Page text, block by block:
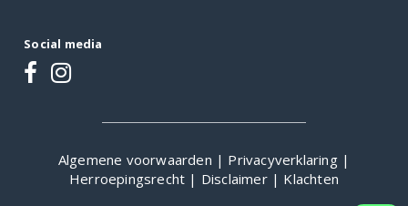
Social media
Algemene voorwaarden | Privacyverklaring |
Herroepingsrecht | Disclaimer | Klachten